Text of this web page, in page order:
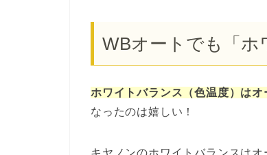
WBオートでも「ホ
ホワイトバランス（色温度）は
なったのは嬉しい！
キヤノンのホワイトバランスは